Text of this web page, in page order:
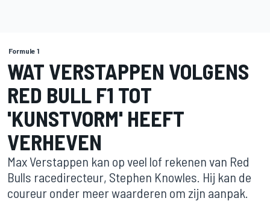
Formule 1
WAT VERSTAPPEN VOLGENS
RED BULL F1 TOT
'KUNSTVORM' HEEFT
VERHEVEN
Max Verstappen kan op veel lof rekenen van Red
Bulls racedirecteur, Stephen Knowles. Hij kan de
coureur onder meer waarderen om zijn aanpak.